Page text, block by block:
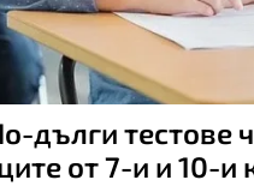
дълги тестове
от 7-и и 10-и